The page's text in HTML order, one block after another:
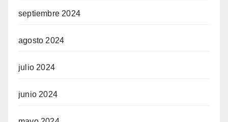
septiembre 2024
agosto 2024
julio 2024
junio 2024